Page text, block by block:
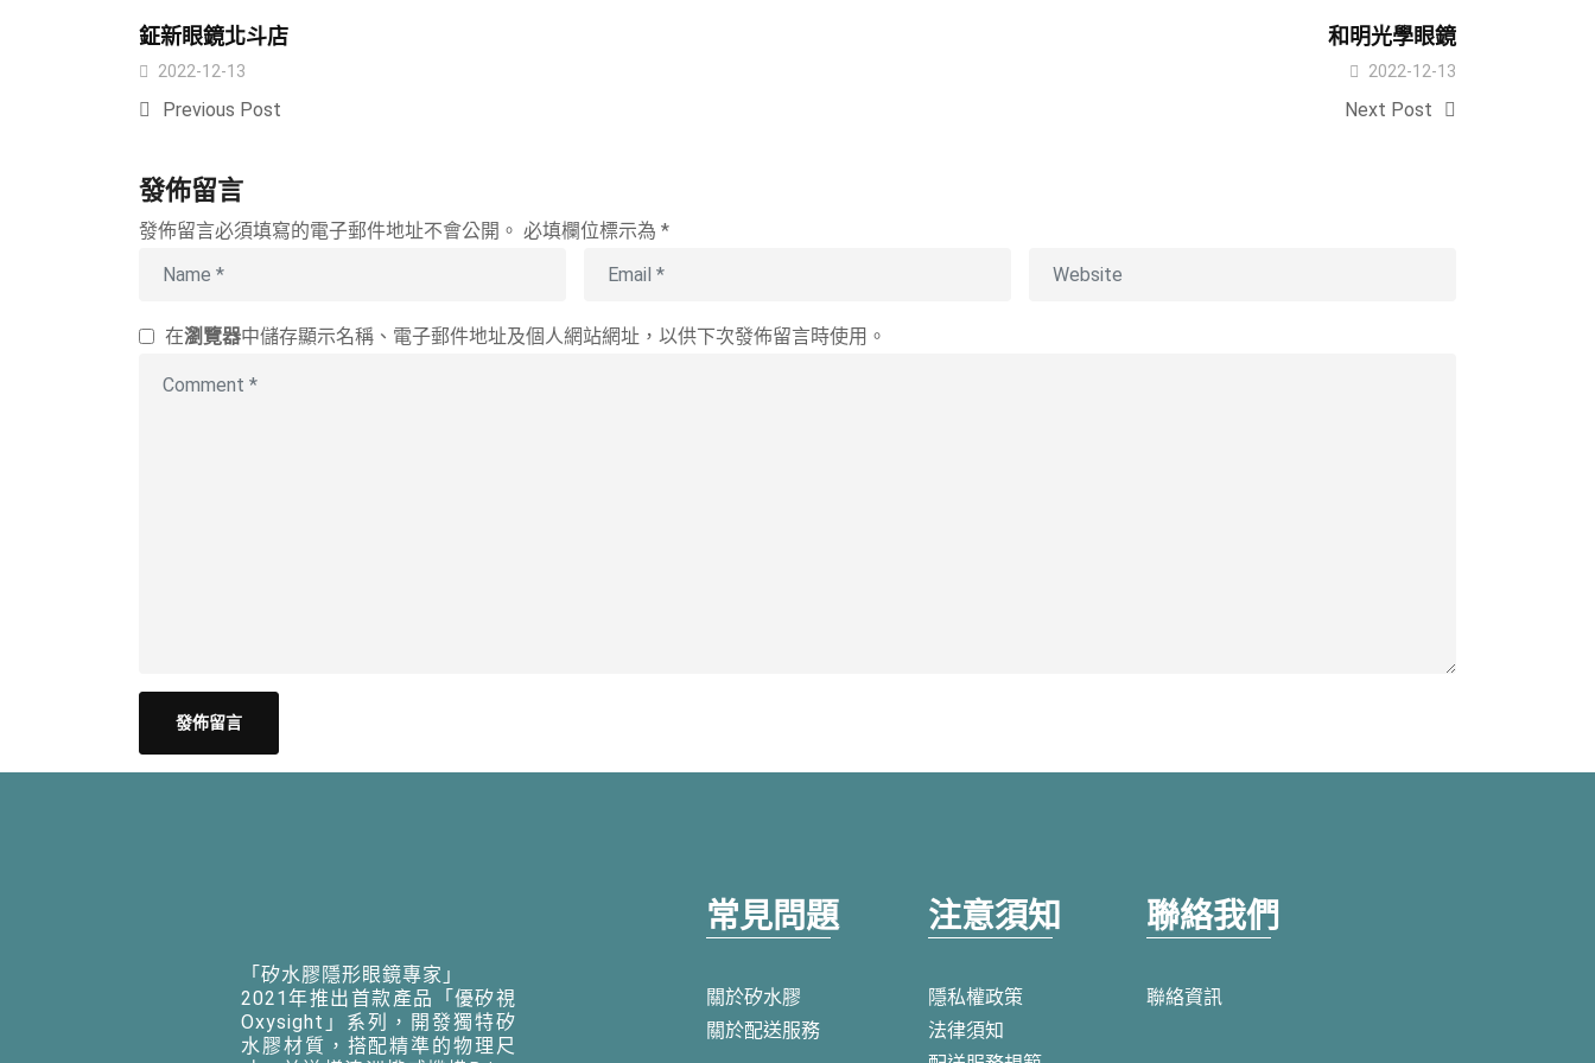
鉦新眼鏡北斗店
2022-12-13
Previous Post
和明光學眼鏡
2022-12-13
Next Post
發佈留言
發佈留言必須填寫的電子郵件地址不會公開。 必填欄位標示為 *
在瀏覽器中儲存顯示名稱、電子郵件地址及個人網站網址，以供下次發佈留言時使用。
「矽水膠隱形眼鏡專家」
2021年推出首款產品「優矽視
Oxysight」系列，開發獨特矽
水膠材質，搭配精準的物理尺
常見問題
關於矽水膠
關於配送服務
注意須知
隱私權政策
法律須知
聯絡我們
聯絡資訊